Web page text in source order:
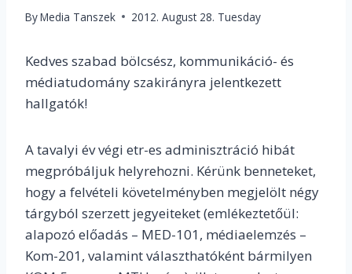
ByMedia Tanszek 2012. August 28. Tuesday
Kedves szabad bölcsész, kommunikáció- és
médiatudomány szakirányra jelentkezett
hallgatók!
A tavalyi év végi etr-es adminisztráció hibát
megpróbáljuk helyrehozni. Kérünk benneteket,
hogy a felvételi követelményben megjelölt négy
tárgyból szerzett jegyeiteket (emlékeztetőül:
alapozó előadás – MED-101, médiaelemzés –
Kom-201, valamint választhatóként bármilyen